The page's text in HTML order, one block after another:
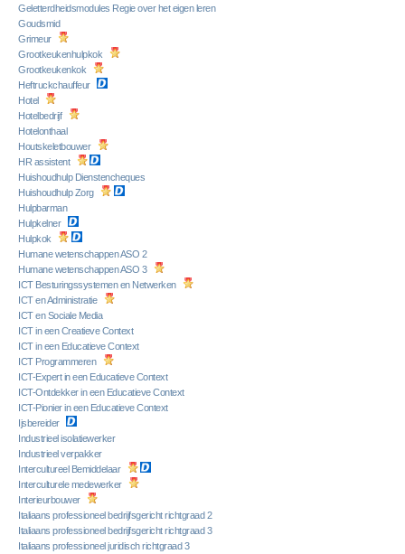
Geletterdheidsmodules Regie over het eigen leren
Goudsmid
Grimeur
Grootkeukenhulpkok
Grootkeukenkok
Heftruckchauffeur
Hotel
Hotelbedrijf
Hotelonthaal
Houtskeletbouwer
HR assistent
Huishoudhulp Dienstencheques
Huishoudhulp Zorg
Hulpbarman
Hulpkelner
Hulpkok
Humane wetenschappen ASO 2
Humane wetenschappen ASO 3
ICT Besturingssystemen en Netwerken
ICT en Administratie
ICT en Sociale Media
ICT in een Creatieve Context
ICT in een Educatieve Context
ICT Programmeren
ICT-Expert in een Educatieve Context
ICT-Ontdekker in een Educatieve Context
ICT-Pionier in een Educatieve Context
Ijsbereider
Industrieel isolatiewerker
Industrieel verpakker
Intercultureel Bemiddelaar
Interculturele medewerker
Interieurbouwer
Italiaans professioneel bedrijfsgericht richtgraad 2
Italiaans professioneel bedrijfsgericht richtgraad 3
Italiaans professioneel juridisch richtgraad 3